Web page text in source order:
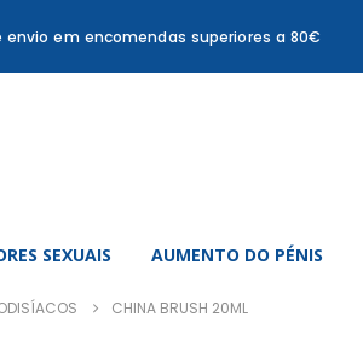
em encomendas superiores a 80€
SEXUAIS AUMENTO DO PÉNIS
CHINA BRUSH 20ML